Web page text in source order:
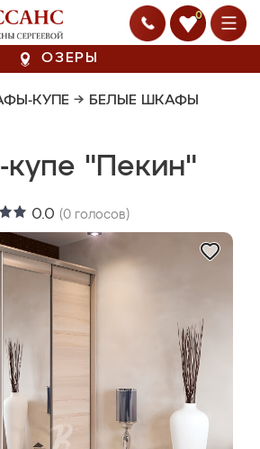
0
ОЗЕРЫ
КУПЕ → БЕЛЫЕ ШКАФЫ
"Пекин"
0.0 (0 голосов)